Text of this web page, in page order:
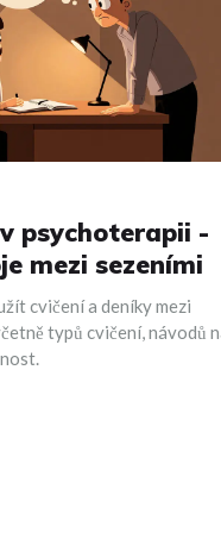
psychoterapii -
mezi sezeními
cvičení a deníky mezi
typů cvičení, návodů